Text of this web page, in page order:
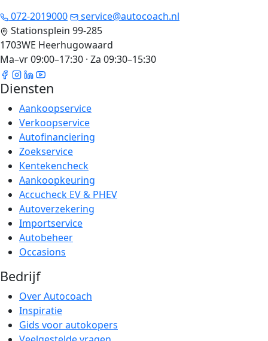
072-2019000
service@autocoach.nl
Stationsplein 99-285
1703WE Heerhugowaard
Ma–vr 09:00–17:30 · Za 09:30–15:30
Diensten
Aankoopservice
Verkoopservice
Autofinanciering
Zoekservice
Kentekencheck
Aankoopkeuring
Accucheck EV & PHEV
Autoverzekering
Importservice
Autobeheer
Occasions
Bedrijf
Over Autocoach
Inspiratie
Gids voor autokopers